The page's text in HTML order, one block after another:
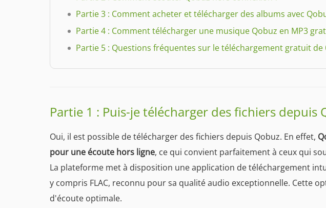
Partie 3 : Comment acheter et télécharger des albums avec
Partie 4 : Comment télécharger une musique Qobuz en MP3
Partie 5 : Questions fréquentes sur le téléchargement gratuit de
Partie 1 : Puis-je télécharger des fichiers depuis
Oui, il est possible de télécharger des fichiers depuis Qobuz. En effet,
pour une écoute hors ligne, ce qui convient parfaitement à ceux qui
La plateforme met à disposition une application de téléchargement
y compris FLAC, reconnu pour sa qualité audio exceptionnelle. Cette
d'écoute optimale.